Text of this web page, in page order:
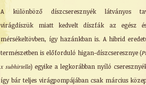
A különböző díszcseresznyék látványos
virágdíszük miatt kedvelt díszfák az egész
mérsékeltövben, így hazánkban is. A hibrid
természetben is előforduló higan-díszcseresznye (
x subhirtella) egyike a legkorábban nyíló
így bár teljes virágpompájában csak március